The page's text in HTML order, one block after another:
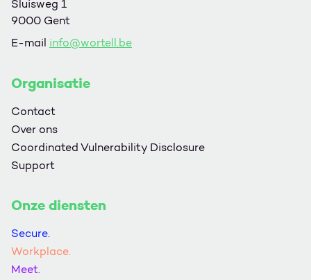
Sluisweg 1
9000 Gent
E-mail info@wortell.be
Organisatie
Contact
Over ons
Coordinated Vulnerability Disclosure
Support
Onze diensten
Secure.
Workplace.
Meet.